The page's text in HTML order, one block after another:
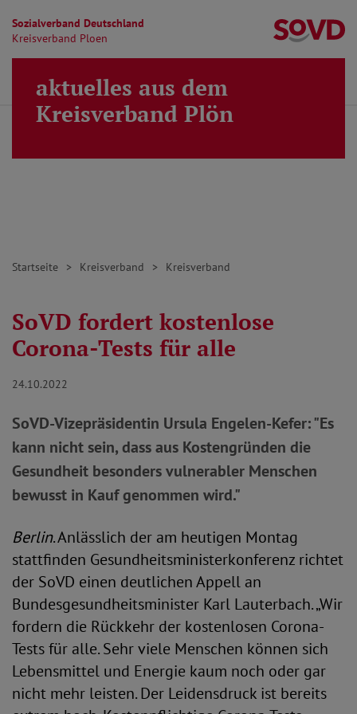
Sozialverband Deutschland
Kreisverband Ploen
Direkt zu den Inhalten springen
MENÜ
aktuelles aus dem
Kreisverband Plön
Startseite Kreisverband Kreisverband
SoVD fordert kostenlose
Corona-Tests für alle
24.10.2022
SoVD-Vizepräsidentin Ursula Engelen-Kefer: "Es
kann nicht sein, dass aus Kostengründen die
Gesundheit besonders vulnerabler Menschen
bewusst in Kauf genommen wird."
Berlin. Anlässlich der am heutigen Montag
stattfinden Gesundheitsministerkonferenz richtet
der SoVD einen deutlichen Appell an
Bundesgesundheitsminister Karl Lauterbach. „Wir
fordern die Rückkehr der kostenlosen Corona-
Tests für alle. Sehr viele Menschen können sich
Lebensmittel und Energie kaum noch oder gar
nicht mehr leisten. Der Leidensdruck ist bereits